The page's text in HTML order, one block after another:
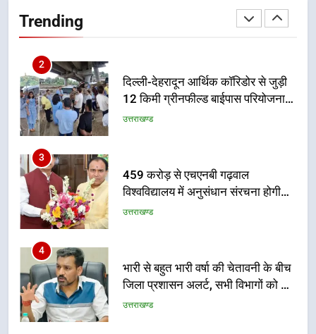
Trending
12 किमी ग्रीनफील्ड बाईपास परियोजना
निर्देश, सुरक्षा मानकों से कोई समझौता
नहींः डीएम
3
459 करोड़ से एचएनबी गढ़वाल
विश्वविद्यालय में अनुसंधान संरचना होगी
4
भारी से बहुत भारी वर्षा की चेतावनी के बीच
जिला प्रशासन अलर्ट, सभी विभागों को हाई
5
एमडीडीए बोर्ड बैठक में 25 विकास प्रस्तावों
को मिली मंजूरी, देहरादून-मसूरी के